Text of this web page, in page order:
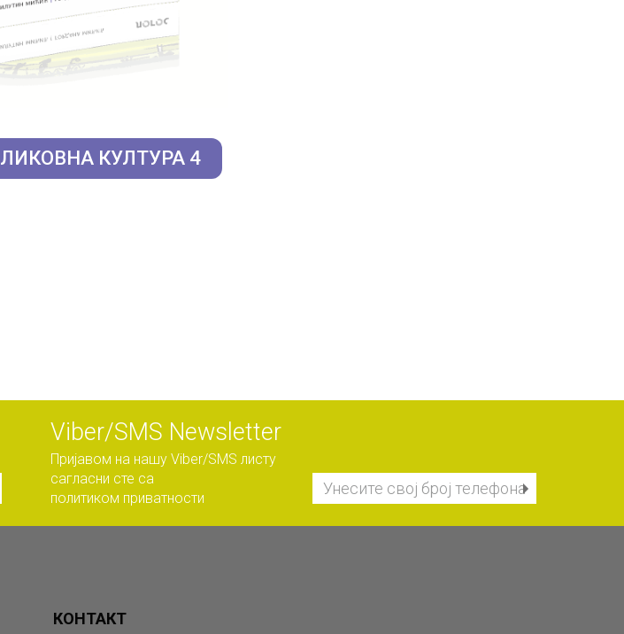
ЛИКОВНА КУЛТУРА 4
Viber/SMS Newsletter
Пријавом на нашу Viber/SMS листу
сагласни сте са
политиком приватности
КОНТАКТ